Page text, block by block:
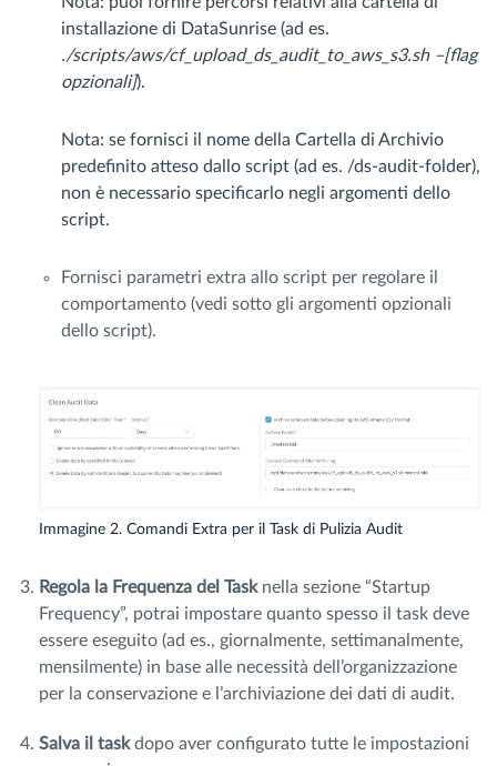
installazione di DataSunrise (ad es.
./scripts/aws/cf_upload_ds_audit_to_aws_s3.sh –[flag
opzionali]).
Nota: se fornisci il nome della Cartella di Archivio
predefinito atteso dallo script (ad es. /ds-audit-folder),
non è necessario specificarlo negli argomenti dello
script.
Fornisci parametri extra allo script per regolare il
comportamento (vedi sotto gli argomenti opzionali
dello script).
Immagine 2. Comandi Extra per il Task di Pulizia Audit
Regola la Frequenza del Tasknella sezione “Startup
Frequency”, potrai impostare quanto spesso il task deve
essere eseguito (ad es., giornalmente, settimanalmente,
mensilmente) in base alle necessità dell’organizzazione
per la conservazione e l’archiviazione dei dati di audit.
Salva il taskdopo aver configurato tutte le impostazioni